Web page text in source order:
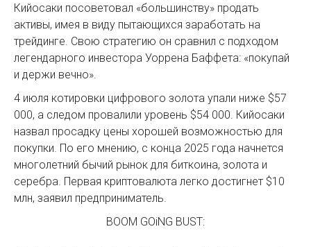
Кийосаки посоветовал «большинству» продать
активы, имея в виду пытающихся заработать на
трейдинге. Свою стратегию он сравнил с подходом
легендарного инвестора Уоррена Баффета: «покупай
и держи вечно».
4 июля котировки цифрового золота упали ниже $57
000, а следом провалили уровень $54 000. Кийосаки
назвал просадку цены хорошей возможностью для
покупки. По его мнению, с конца 2025 года начнется
многолетний бычий рынок для биткоина, золота и
серебра. Первая криптовалюта легко достигнет $10
млн, заявил предприниматель.
BOOM GOiNG BUST: